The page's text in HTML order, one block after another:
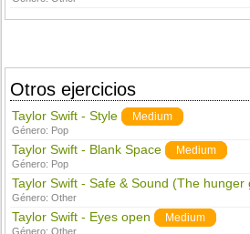
Otros ejercicios
Taylor Swift - Style Medium
Género: Pop
Taylor Swift - Blank Space Medium
Género: Pop
Taylor Swift - Safe & Sound (The hunger
Género:Other
Taylor Swift - Eyes open Medium
Género:Other